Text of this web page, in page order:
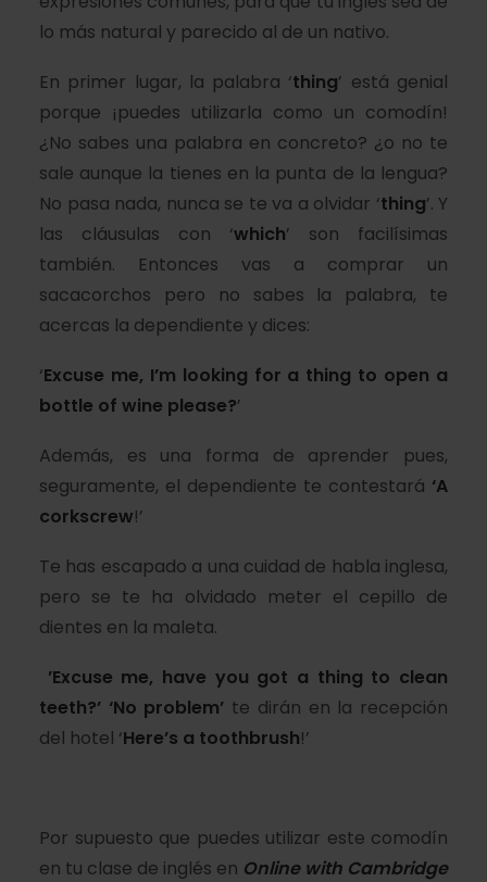
lo más natural y parecido al de un nativo.
En primer lugar, la palabra ‘thing’ está genial
porque ¡puedes utilizarla como un comodín!
¿No sabes una palabra en concreto? ¿o no te
sale aunque la tienes en la punta de la lengua?
No pasa nada, nunca se te va a olvidar ‘thing’. Y
las cláusulas con ‘which’ son facilísimas
también. Entonces vas a comprar un
sacacorchos pero no sabes la palabra, te
acercas la dependiente y dices:
‘Excuse me, I’m looking for a thing to open a
bottle of wine please?’
Además, es una forma de aprender pues,
seguramente, el dependiente te contestará ‘A
corkscrew!’
Te has escapado a una cuidad de habla inglesa,
pero se te ha olvidado meter el cepillo de
dientes en la maleta.
’Excuse me, have you got a thing to clean
teeth?’ ‘No problem’ te dirán en la recepción
del hotel ‘Here’s a toothbrush!’
Por supuesto que puedes utilizar este comodín
en tu clase de inglés en Online with Cambridge